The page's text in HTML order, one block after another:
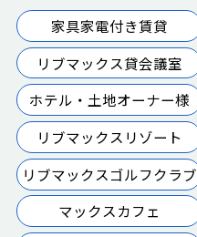
家具家電付き賃貸
リブマックス貸会議室
ホテル・土地オーナー様
リブマックスリゾート
リブマックスゴルフクラブ
マックスカフェ